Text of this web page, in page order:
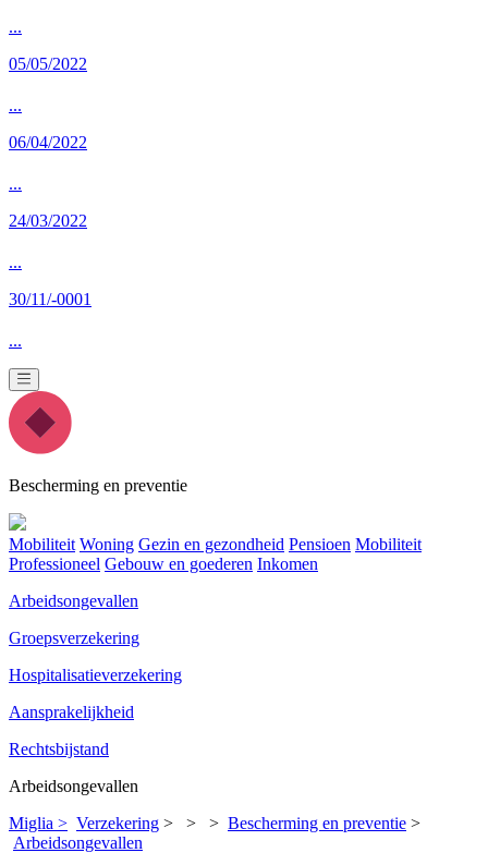
...
05/05/2022
...
06/04/2022
...
24/03/2022
...
30/11/-0001
...
Bescherming en preventie
Mobiliteit Woning Gezin en gezondheid Pensioen Mobiliteit
Professioneel Gebouw en goederen Inkomen
Arbeidsongevallen
Groepsverzekering
Hospitalisatieverzekering
Aansprakelijkheid
Rechtsbijstand
Arbeidsongevallen
Miglia > Verzekering > > > Bescherming en preventie >
Arbeidsongevallen